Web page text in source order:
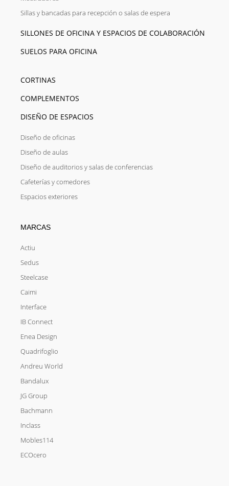
Sillas y bancadas para recepción o salas de espera
SILLONES DE OFICINA Y ESPACIOS DE COLABORACIÓN
SUELOS PARA OFICINA
CORTINAS
COMPLEMENTOS
DISEÑO DE ESPACIOS
Diseño de oficinas
Diseño de aulas
Diseño de auditorios y salas de conferencias
Cafeterías y comedores
Espacios exteriores
MARCAS
Actiu
Sedus
Steelcase
Caimi
Interface
IB Connect
Enea Design
Quadrifoglio
Andreu World
Bandalux
JG Group
Bachmann
Inclass
Mobles114
ECOcero